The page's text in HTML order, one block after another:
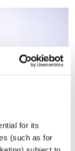
for its
(such as for
שירים, שורות ושקט – 24.1.25
שירים, שורות ושקט